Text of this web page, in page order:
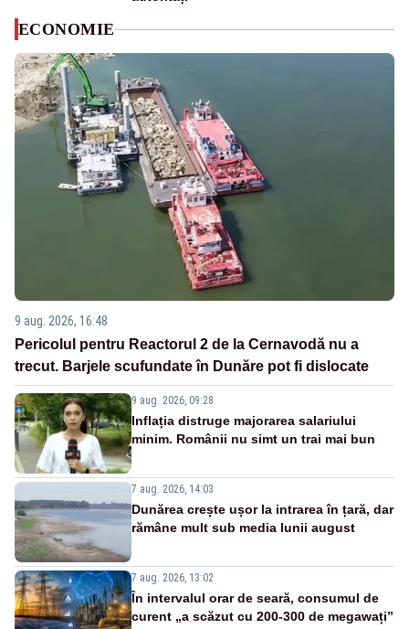
ECONOMIE
9 aug. 2026, 16:48
Pericolul pentru Reactorul 2 de la Cernavodă nu a
trecut. Barjele scufundate în Dunăre pot fi dislocate
9 aug. 2026, 09:28
Inflația distruge majorarea salariului
minim. Românii nu simt un trai mai bun
7 aug. 2026, 14:03
Dunărea crește ușor la intrarea în țară, dar
rămâne mult sub media lunii august
7 aug. 2026, 13:02
În intervalul orar de seară, consumul de
curent „a scăzut cu 200-300 de megawați”